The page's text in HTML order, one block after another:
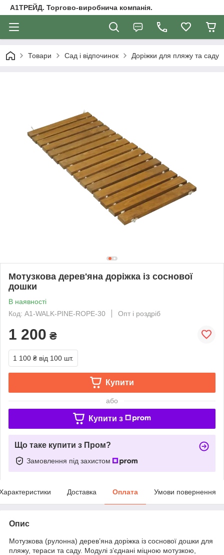
А1ТРЕЙД. Торгово-виробнича компанія.
Товари Сад і відпочинок Доріжки для пляжу та саду
Мотузкова дерев'яна доріжка із соснової
дошки
В наявності
Код: A1-WALK-PINE-ROPE-30
Опт і роздріб
1 200 ₴
1 100 ₴ від 100 шт.
Купити
або
Купити з
Що таке купити з Пром?
Замовлення під захистом
Доставка Оплата Умови повернення
Опис
Мотузкова (рулонна) дерев’яна доріжка із соснової дошки для
пляжу, тераси та саду. Модулі з’єднані міцною мотузкою,